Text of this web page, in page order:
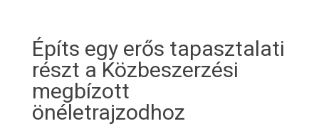
Építs egy erős tapasztalati
részt a Közbeszerzési
megbízott
önéletrajzodhoz